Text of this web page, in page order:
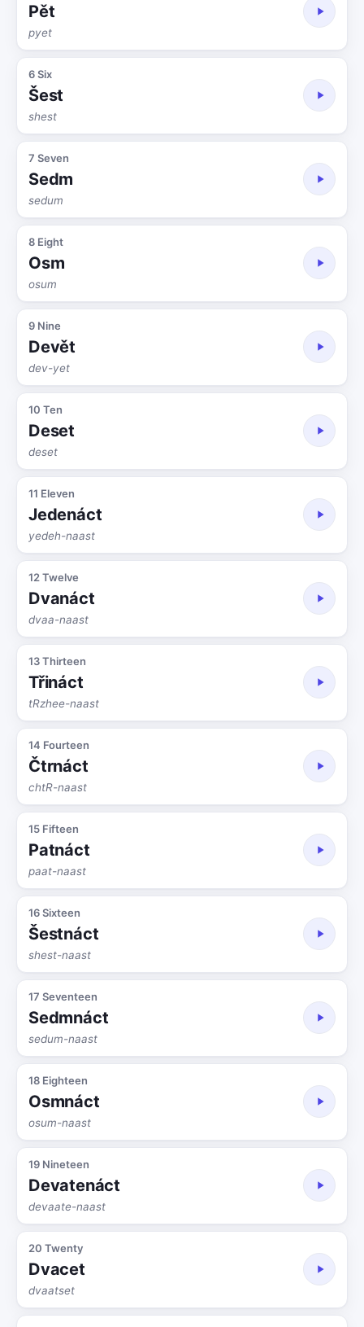
Pět
pyet
6 Six
Šest
shest
7 Seven
Sedm
sedum
8 Eight
Osm
osum
9 Nine
Devět
dev-yet
10 Ten
Deset
deset
11 Eleven
Jedenáct
yedeh-naast
12 Twelve
Dvanáct
dvaa-naast
13 Thirteen
Třináct
tRzhee-naast
14 Fourteen
Čtrnáct
chtR-naast
15 Fifteen
Patnáct
paat-naast
16 Sixteen
Šestnáct
shest-naast
17 Seventeen
Sedmnáct
sedum-naast
18 Eighteen
Osmnáct
osum-naast
19 Nineteen
Devatenáct
devaate-naast
20 Twenty
Dvacet
dvaatset